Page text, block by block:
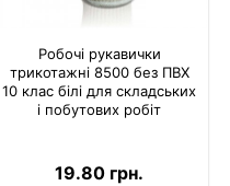
Робочі рукавички
трикотажні 8500 без ПВХ
10 клас білі для складських
і побутових робіт
19.80 грн.